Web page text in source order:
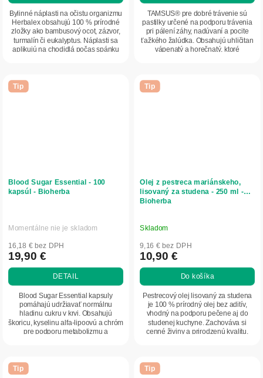
Bylinné náplasti na očistu organizmu
Herbalex obsahujú 100 % prírodné
zložky ako bambusový ocot, zázvor,
turmalín či eukalyptus. Náplasti sa
aplikujú na chodidlá počas spánku
TAMSUS® pre dobré trávenie sú
pastilky určené na podporu trávenia
pri pálení záhy, nadúvaní a pocite
ťažkého žalúdka. Obsahujú uhličitan
vápenatý a horečnatý, ktoré
Tip
Blood Sugar Essential - 100
kapsúl - Bioherba
Momentálne nie je skladom
16,18 € bez DPH
19,90 €
DETAIL
Blood Sugar Essential kapsuly
pomáhajú udržiavať normálnu
hladinu cukru v krvi. Obsahujú
škoricu, kyselinu alfa-lipoovú a chróm
pre podporu metabolizmu a
Tip
Olej z pestreca mariánskeho,
lisovaný za studena - 250 ml -
Bioherba
Skladom
9,16 € bez DPH
10,90 €
Do košíka
Pestrecový olej lisovaný za studena
je 100 % prírodný olej bez aditív,
vhodný na podporu pečene aj do
studenej kuchyne. Zachováva si
cenné živiny a prirodzenú kvalitu.
Tip Tip